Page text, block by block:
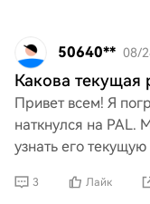
50640** 08/
Какова текущая
Привет всем! Я
наткнулся на PAL.
узнать его
движется, б
3 Лайк